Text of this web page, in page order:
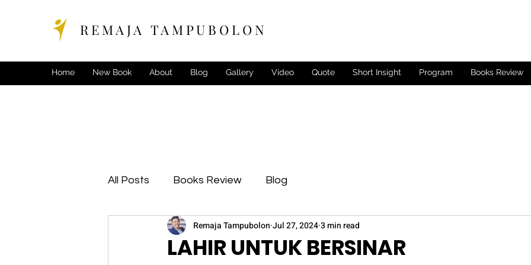
R E M A J A T A M P U B O L O N
Home New Book About Blog Gallery Video Quote Short Insight Program Books Review
All Posts Books Review Blog
LAHIR UNTUK BERSINAR
Remaja Tampubolon Jul 27, 20243 min read